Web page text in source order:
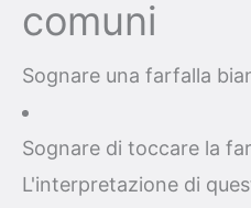
comuni
Sognare una farfalla
Sognare di toccare la
L'interpretazione di